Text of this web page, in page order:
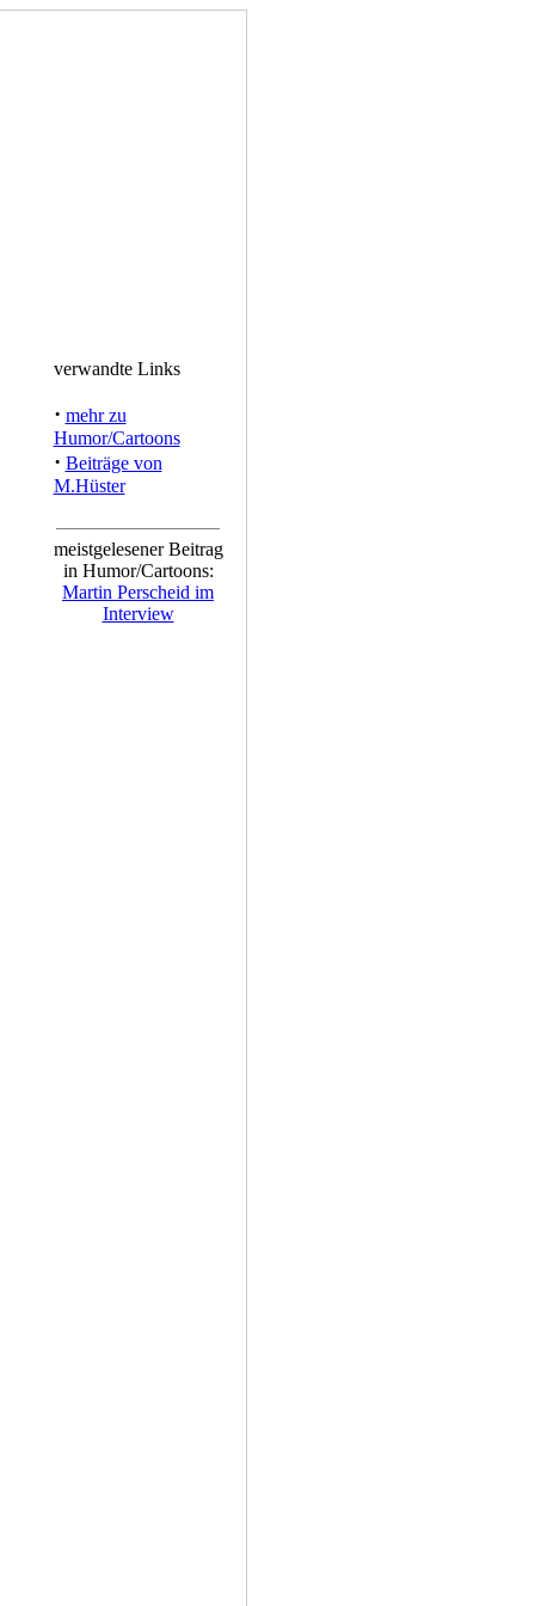
verwandte Links
· mehr zu
Humor/Cartoons
· Beiträge von
M.Hüster
meistgelesener Beitrag
in Humor/Cartoons:
Martin Perscheid im
Interview